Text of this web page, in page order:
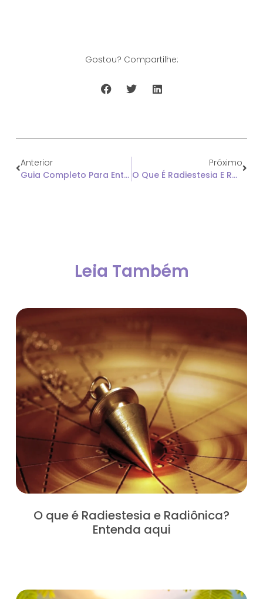
Gostou? Compartilhe:
Anterior
Guia Completo Para Entender E Equilibrar Seus Chakras: Benefícios, Emoções E Técnicas De Limpeza
Próximo
O Que É Radiestesia E Radiônica? Entenda Aqui
Leia Também
O que é Radiestesia e Radiônica?
Entenda aqui